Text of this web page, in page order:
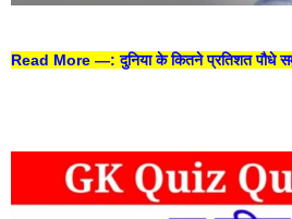
Read More —: दुनिया के कितने प्रतिशत पौधे